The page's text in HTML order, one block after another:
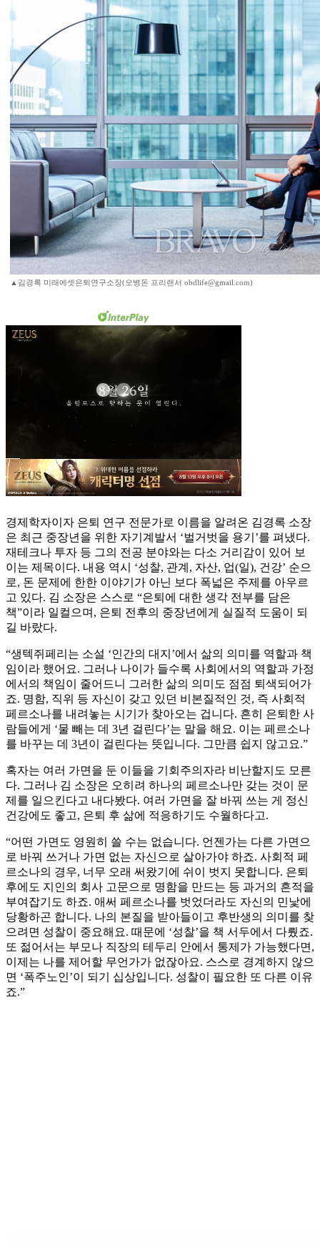
▲김경록 미래에셋은퇴연구소장(오병돈 프리랜서 obdlife@gmail.com)
경제학자이자 은퇴 연구 전문가로 이름을 알려온 김경록 소장
은 최근 중장년을 위한 자기계발서 ‘벌거벗을 용기’를 펴냈다.
재테크나 투자 등 그의 전공 분야와는 다소 거리감이 있어 보
이는 제목이다. 내용 역시 ‘성찰, 관계, 자산, 업(일), 건강’ 순으
로, 돈 문제에 한한 이야기가 아닌 보다 폭넓은 주제를 아우르
고 있다. 김 소장은 스스로 “은퇴에 대한 생각 전부를 담은
책”이라 일컬으며, 은퇴 전후의 중장년에게 실질적 도움이 되
길 바랐다.
“생텍쥐페리는 소설 ‘인간의 대지’에서 삶의 의미를 역할과 책
임이라 했어요. 그러나 나이가 들수록 사회에서의 역할과 가정
에서의 책임이 줄어드니 그러한 삶의 의미도 점점 퇴색되어가
죠. 명함, 직위 등 자신이 갖고 있던 비본질적인 것, 즉 사회적
페르소나를 내려놓는 시기가 찾아오는 겁니다. 흔히 은퇴한 사
람들에게 ‘물 빼는 데 3년 걸린다’는 말을 해요. 이는 페르소나
를 바꾸는 데 3년이 걸린다는 뜻입니다. 그만큼 쉽지 않고요.”
혹자는 여러 가면을 둔 이들을 기회주의자라 비난할지도 모른
다. 그러나 김 소장은 오히려 하나의 페르소나만 갖는 것이 문
제를 일으킨다고 내다봤다. 여러 가면을 잘 바꿔 쓰는 게 정신
건강에도 좋고, 은퇴 후 삶에 적응하기도 수월하다고.
“어떤 가면도 영원히 쓸 수는 없습니다. 언젠가는 다른 가면으
로 바꿔 쓰거나 가면 없는 자신으로 살아가야 하죠. 사회적 페
르소나의 경우, 너무 오래 써왔기에 쉬이 벗지 못합니다. 은퇴
후에도 지인의 회사 고문으로 명함을 만드는 등 과거의 흔적을
부여잡기도 하죠. 애써 페르소나를 벗었더라도 자신의 민낯에
당황하곤 합니다. 나의 본질을 받아들이고 후반생의 의미를 찾
으려면 성찰이 중요해요. 때문에 ‘성찰’을 책 서두에서 다뤘죠.
또 젊어서는 부모나 직장의 테두리 안에서 통제가 가능했다면,
이제는 나를 제어할 무언가가 없잖아요. 스스로 경계하지 않으
면 ‘폭주노인’이 되기 십상입니다. 성찰이 필요한 또 다른 이유
죠.”